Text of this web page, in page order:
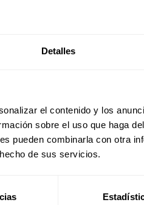
Detalles
el contenido y los
sobre el uso que haga
pueden combinarla con otra
de sus servicios.
nueva vida dedicándose a
Surf o el Surf.